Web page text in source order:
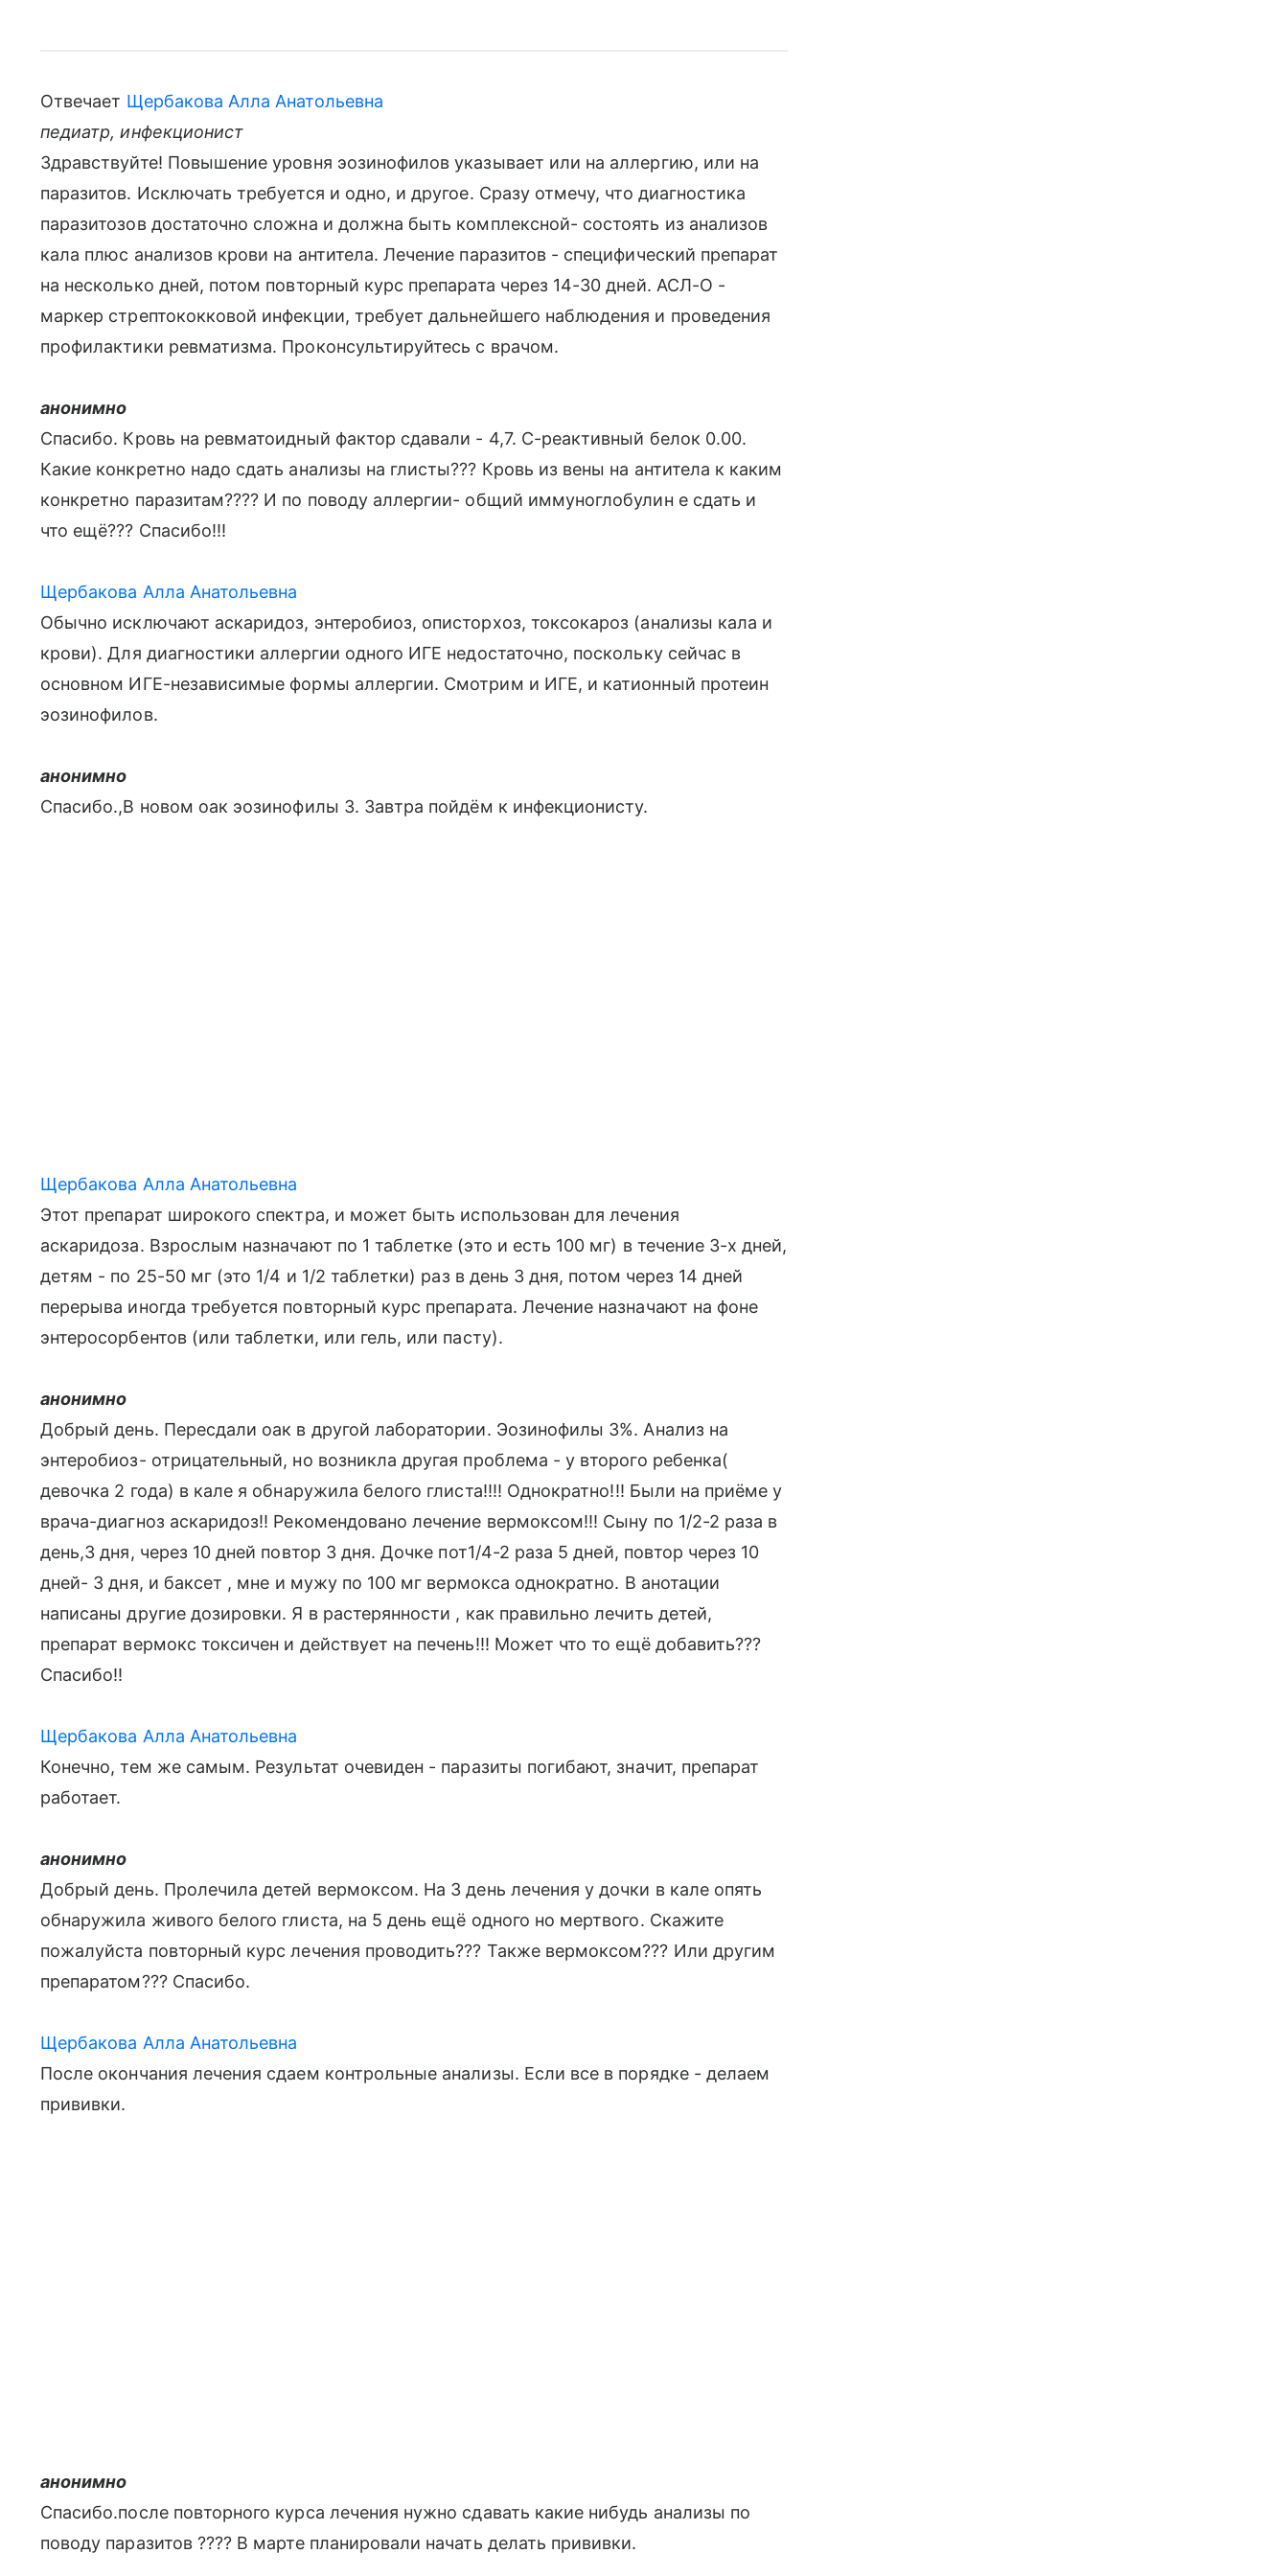
Отвечает Щербакова Алла Анатольевна
педиатр, инфекционист
Здравствуйте! Повышение уровня эозинофилов указывает или на аллергию, или на
паразитов. Исключать требуется и одно, и другое. Сразу отмечу, что диагностика
паразитозов достаточно сложна и должна быть комплексной- состоять из анализов
кала плюс анализов крови на антитела. Лечение паразитов - специфический препарат
на несколько дней, потом повторный курс препарата через 14-30 дней. АСЛ-О -
маркер стрептококковой инфекции, требует дальнейшего наблюдения и проведения
профилактики ревматизма. Проконсультируйтесь с врачом.
анонимно
Спасибо. Кровь на ревматоидный фактор сдавали - 4,7. С-реактивный белок 0.00.
Какие конкретно надо сдать анализы на глисты??? Кровь из вены на антитела к каким
конкретно паразитам???? И по поводу аллергии- общий иммуноглобулин е сдать и
что ещё??? Спасибо!!!
Щербакова Алла Анатольевна
Обычно исключают аскаридоз, энтеробиоз, описторхоз, токсокароз (анализы кала и
крови). Для диагностики аллергии одного ИГЕ недостаточно, поскольку сейчас в
основном ИГЕ-независимые формы аллергии. Смотрим и ИГЕ, и катионный протеин
эозинофилов.
анонимно
Спасибо.,В новом оак эозинофилы 3. Завтра пойдём к инфекционисту.
Щербакова Алла Анатольевна
Этот препарат широкого спектра, и может быть использован для лечения
аскаридоза. Взрослым назначают по 1 таблетке (это и есть 100 мг) в течение 3-х дней,
детям - по 25-50 мг (это 1/4 и 1/2 таблетки) раз в день 3 дня, потом через 14 дней
перерыва иногда требуется повторный курс препарата. Лечение назначают на фоне
энтеросорбентов (или таблетки, или гель, или пасту).
анонимно
Добрый день. Пересдали оак в другой лаборатории. Эозинофилы 3%. Анализ на
энтеробиоз- отрицательный, но возникла другая проблема - у второго ребенка(
девочка 2 года) в кале я обнаружила белого глиста!!!! Однократно!!! Были на приёме у
врача-диагноз аскаридоз!! Рекомендовано лечение вермоксом!!! Сыну по 1/2-2 раза в
день,3 дня, через 10 дней повтор 3 дня. Дочке пот1/4-2 раза 5 дней, повтор через 10
дней- 3 дня, и баксет , мне и мужу по 100 мг вермокса однократно. В анотации
написаны другие дозировки. Я в растерянности , как правильно лечить детей,
препарат вермокс токсичен и действует на печень!!! Может что то ещё добавить???
Спасибо!!
Щербакова Алла Анатольевна
Конечно, тем же самым. Результат очевиден - паразиты погибают, значит, препарат
работает.
анонимно
Добрый день. Пролечила детей вермоксом. На 3 день лечения у дочки в кале опять
обнаружила живого белого глиста, на 5 день ещё одного но мертвого. Скажите
пожалуйста повторный курс лечения проводить??? Также вермоксом??? Или другим
препаратом??? Спасибо.
Щербакова Алла Анатольевна
После окончания лечения сдаем контрольные анализы. Если все в порядке - делаем
прививки.
анонимно
Спасибо.после повторного курса лечения нужно сдавать какие нибудь анализы по
поводу паразитов ???? В марте планировали начать делать прививки.